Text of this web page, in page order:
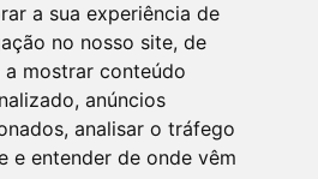
a sua experiência de
no nosso site, de
a mostrar conteúdo
anúncios
analisar o tráfego
e entender de onde vêm
DE CARAPICUÍBA
0001-40
ADMINISTRATIVO
- Vila Caldas, Carapicuíba/SP
030, Brasil